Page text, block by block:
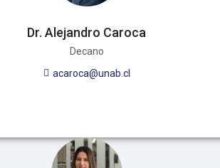
Dr. Alejandro Caroca
Decano
acaroca@unab.cl